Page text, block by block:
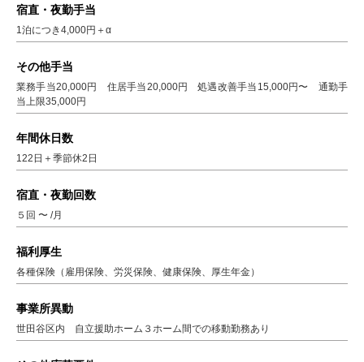
宿直・夜勤手当
1泊につき4,000円＋α
その他手当
業務手当20,000円 住居手当20,000円 処遇改善手当15,000円〜 通勤手
当上限35,000円
年間休日数
122日＋季節休2日
宿直・夜勤回数
５回 〜 /月
福利厚生
各種保険（雇用保険、労災保険、健康保険、厚生年金）
事業所異動
世田谷区内 自立援助ホーム３ホーム間での移動勤務あり